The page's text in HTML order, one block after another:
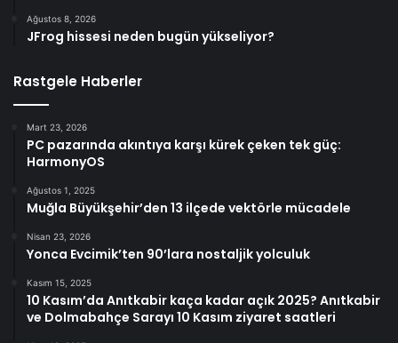
Ağustos 8, 2026
JFrog hissesi neden bugün yükseliyor?
Rastgele Haberler
Mart 23, 2026
PC pazarında akıntıya karşı kürek çeken tek güç:
HarmonyOS
Ağustos 1, 2025
Muğla Büyükşehir’den 13 ilçede vektörle mücadele
Nisan 23, 2026
Yonca Evcimik’ten 90’lara nostaljik yolculuk
Kasım 15, 2025
10 Kasım’da Anıtkabir kaça kadar açık 2025? Anıtkabir
ve Dolmabahçe Sarayı 10 Kasım ziyaret saatleri